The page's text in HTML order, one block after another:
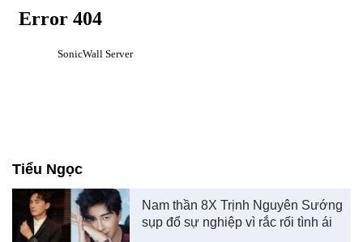
Tiểu Ngọc
Nam thần 8X Trịnh Nguyên Sướng
sụp đổ sự nghiệp vì rắc rối tình ái